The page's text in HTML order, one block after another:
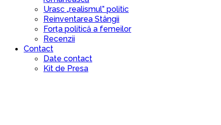
Urasc „realismul” politic
Reinventarea Stângii
Forța politică a femeilor
Recenzii
Contact
Date contact
Kit de Presa